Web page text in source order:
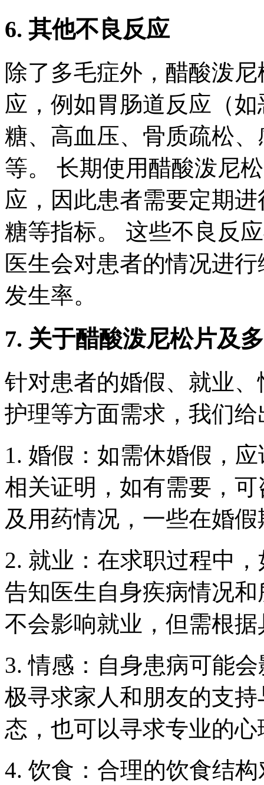
6. 其他不良反应
除了多毛症外，醋酸泼
应，例如胃肠道反应（
糖、高血压、骨质疏松
等。 长期使用醋酸泼尼
应，因此患者需要定期
糖等指标。 这些不良反
医生会对患者的情况进
发生率。
7. 关于醋酸泼尼松片及
针对患者的婚假、就业
护理等方面需求，我们
1. 婚假：如需休婚假，
相关证明，如有需要，
及用药情况，一些在婚
2. 就业：在求职过程中
告知医生自身疾病情况
不会影响就业，但需根
3. 情感：自身患病可能
极寻求家人和朋友的支
态，也可以寻求专业的
4. 饮食：合理的饮食结